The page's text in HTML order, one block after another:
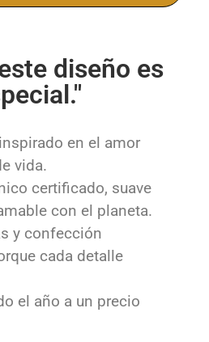
diseño es
en el amor
vida.
certificado, suave
con el planeta.
y confección
cada detalle
el año a un precio